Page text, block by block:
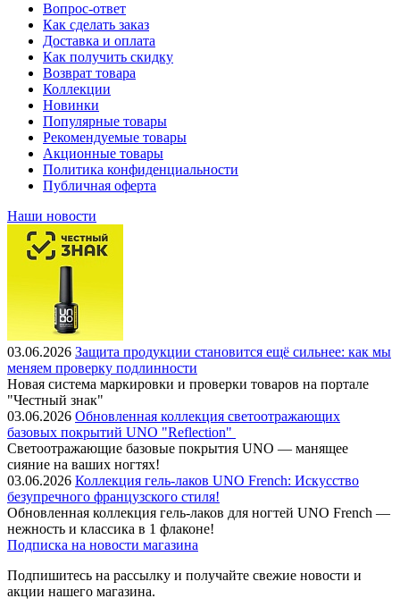
Вопрос-ответ
Как сделать заказ
Доставка и оплата
Как получить скидку
Возврат товара
Коллекции
Новинки
Популярные товары
Рекомендуемые товары
Акционные товары
Политика конфиденциальности
Публичная оферта
Наши новости
03.06.2026 Защита продукции становится ещё сильнее: как мы
меняем проверку подлинности
Новая система маркировки и проверки товаров на портале
"Честный знак"
03.06.2026 Обновленная коллекция светоотражающих
базовых покрытий UNO "Reflection"
Cветоотражающие базовые покрытия UNO — манящее
сияние на ваших ногтях!
03.06.2026 Коллекция гель-лаков UNO French: Искусство
безупречного французского стиля!
Обновленная коллекция гель-лаков для ногтей UNO French —
нежность и классика в 1 флаконе!
Подписка на новости магазина
Подпишитесь на рассылку и получайте свежие новости и
акции нашего магазина.